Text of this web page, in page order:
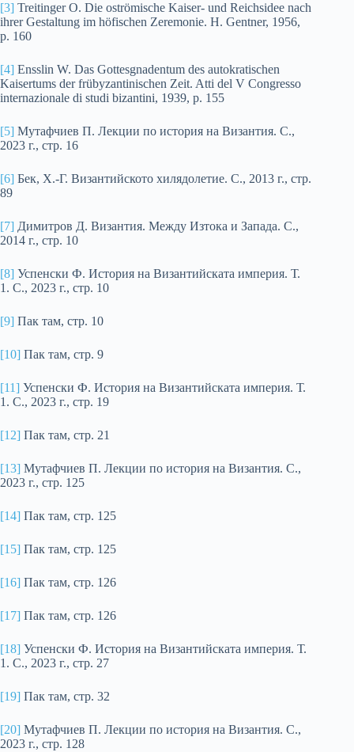
[3] Treitinger O. Die oströmische Kaiser- und Reichsidee nach
ihrer Gestaltung im höfischen Zeremonie. H. Gentner, 1956,
p. 160
[4] Ensslin W. Das Gottesgnadentum des autokratischen
Kaisertums der frübyzantinischen Zeit. Atti del V Congresso
internazionale di studi bizantini, 1939, p. 155
[5] Мутафчиев П. Лекции по история на Византия. С.,
2023 г., стр. 16
[6] Бек, Х.-Г. Византийското хилядолетие. С., 2013 г., стр.
89
[7] Димитров Д. Византия. Между Изтока и Запада. С.,
2014 г., стр. 10
[8] Успенски Ф. История на Византийската империя. Т.
1. С., 2023 г., стр. 10
[9] Пак там, стр. 10
[10] Пак там, стр. 9
[11] Успенски Ф. История на Византийската империя. Т.
1. С., 2023 г., стр. 19
[12] Пак там, стр. 21
[13] Мутафчиев П. Лекции по история на Византия. С.,
2023 г., стр. 125
[14] Пак там, стр. 125
[15] Пак там, стр. 125
[16] Пак там, стр. 126
[17] Пак там, стр. 126
[18] Успенски Ф. История на Византийската империя. Т.
1. С., 2023 г., стр. 27
[19] Пак там, стр. 32
[20] Мутафчиев П. Лекции по история на Византия. С.,
2023 г., стр. 128